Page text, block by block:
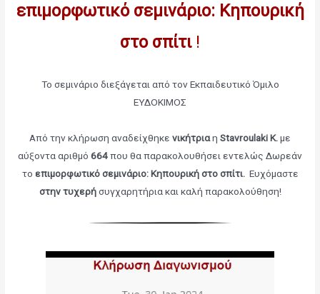
επιμορφωτικό σεμινάριο: Κηπουρική
στο σπίτι !
Το σεμινάριο διεξάγεται από τον Εκπαιδευτικό Όμιλο
ΕΥΔΟΚΙΜΟΣ
Από την κλήρωση αναδείχθηκε νικήτριαη Stavroulaki K.με
αύξοντα αριθμό 664που θα παρακολουθήσει εντελώς Δωρεάν
το επιμορφωτικό σεμινάριο: Κηπουρική στο σπίτι.Ευχόμαστε
στην τυχερήσυγχαρητήρια και καλή παρακολούθηση!